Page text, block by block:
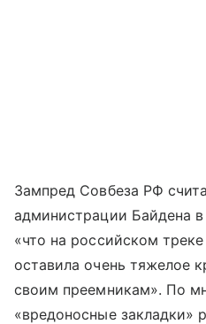
Зампред Совбеза РФ
администрации Байдена
«что на российском
оставила очень тяжелое
своим преемникам». По
«вредоносные закладки»